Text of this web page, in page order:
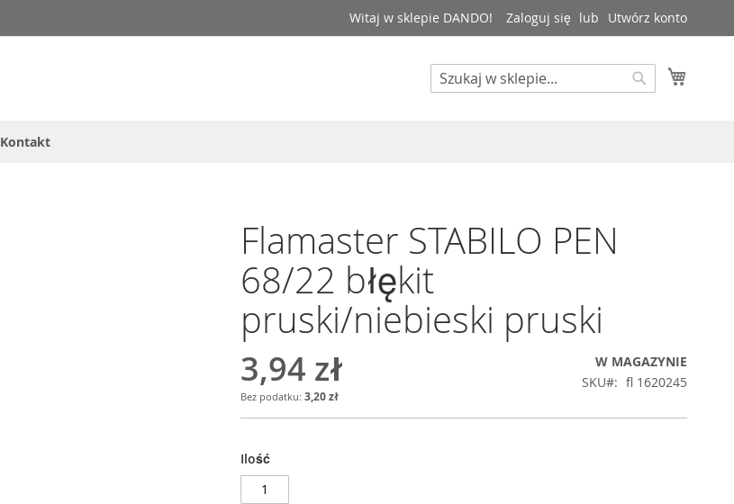
Witaj w sklepie DANDO! Zaloguj się Utwórz konto
Search
Kontakt
Flamaster STABILO PEN
68/22 błękit
pruski/niebieski pruski
3,94 zł
3,20 zł
W MAGAZYNIE
SKU
fl 1620245
Ilość